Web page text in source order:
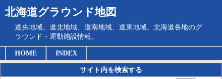
北海道グラウンド地図
道央地域、道北地域、道南地域、道東地域、北海道各地のグ
ラウンド・運動施設情報。
HOME INDEX
サイト内を検索する